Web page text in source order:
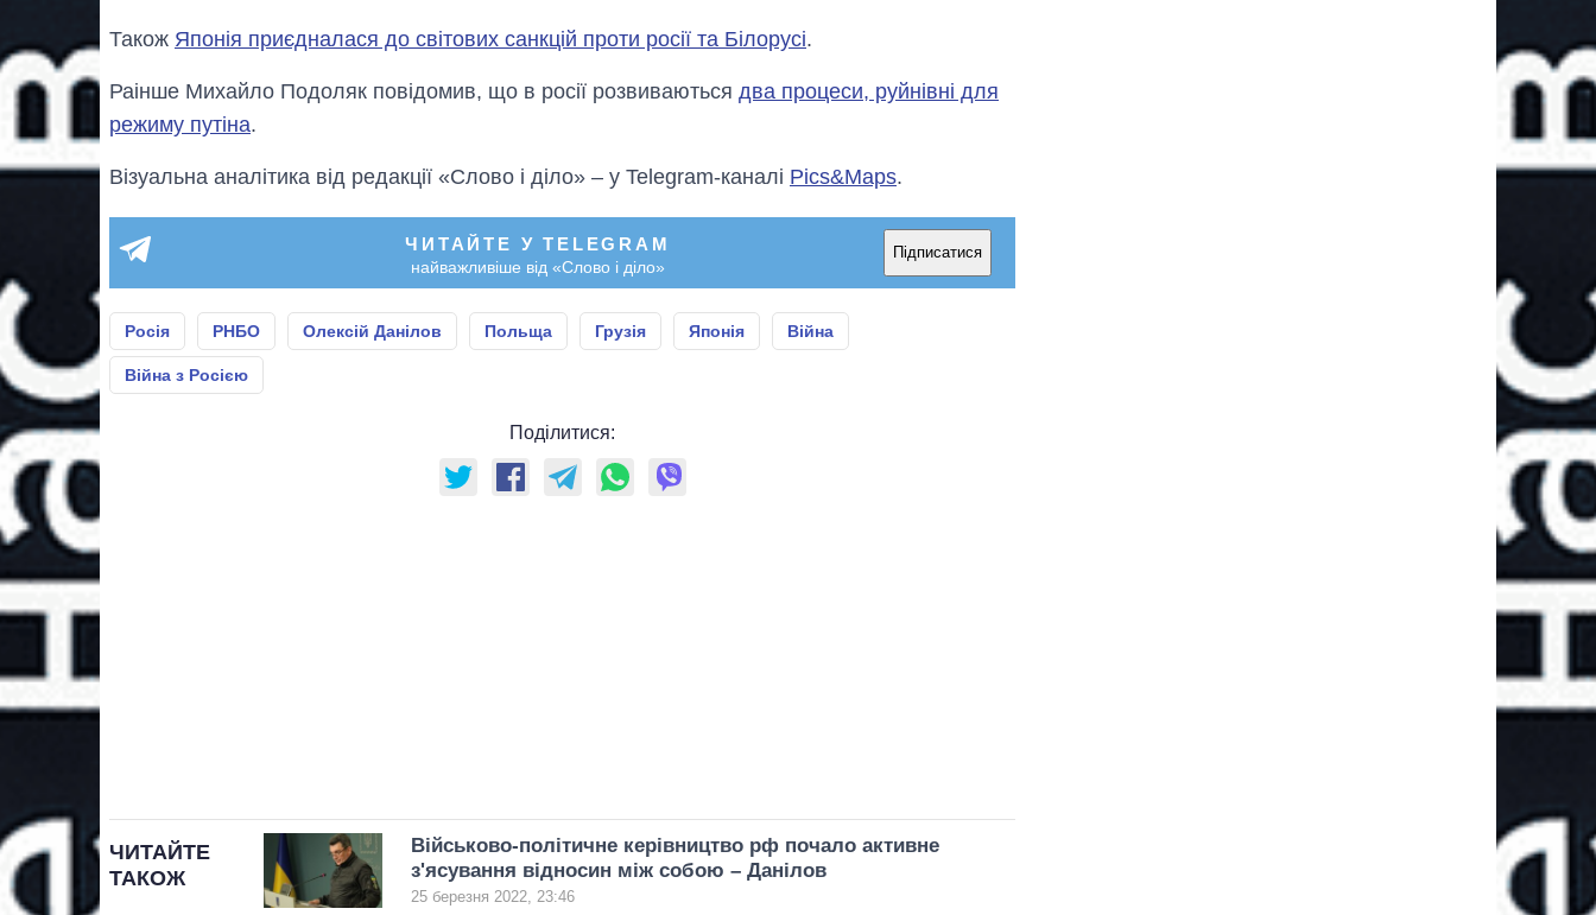
Також Японія приєдналася до світових санкцій проти росії та Білорусі.
Раінше Михайло Подоляк повідомив, що в росії розвиваються два процеси, руйнівні для
режиму путіна.
Візуальна аналітика від редакції «Слово і діло» – у Telegram-каналі Pics&Maps.
ЧИТАЙТЕ У TELEGRAM
найважливіше від «Слово і діло»
Підписатися
Росія РНБО Олексій Данілов Польща Грузія Японія Війна
Війна з Росією
Поділитися:
ЧИТАЙТЕ
ТАКОЖ
Військово-політичне керівництво рф почало активне
з'ясування відносин між собою – Данілов
25 березня 2022, 23:46